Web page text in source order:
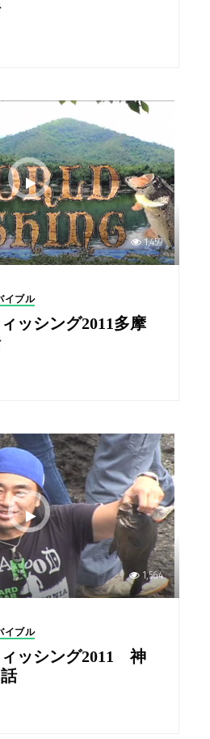
1,459
イブル
ッシング2011多摩
1,564
イブル
ッシング2011 神